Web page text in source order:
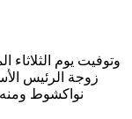
وتوفيت يوم
زوجة الرئيس
نواكشوط